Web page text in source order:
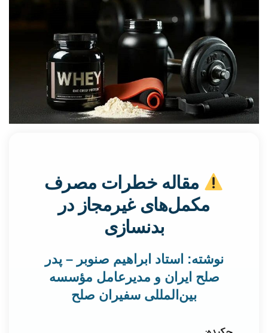
مقاله خطرات مصرف
مکمل‌های غیرمجاز در
بدنسازی
نوشته: استاد ابراهیم صنوبر – پدر
صلح ایران و مدیرعامل مؤسسه
بین‌المللی سفیران صلح